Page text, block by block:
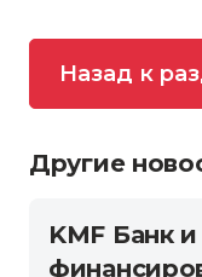
Назад к
Другие
KMF Банк